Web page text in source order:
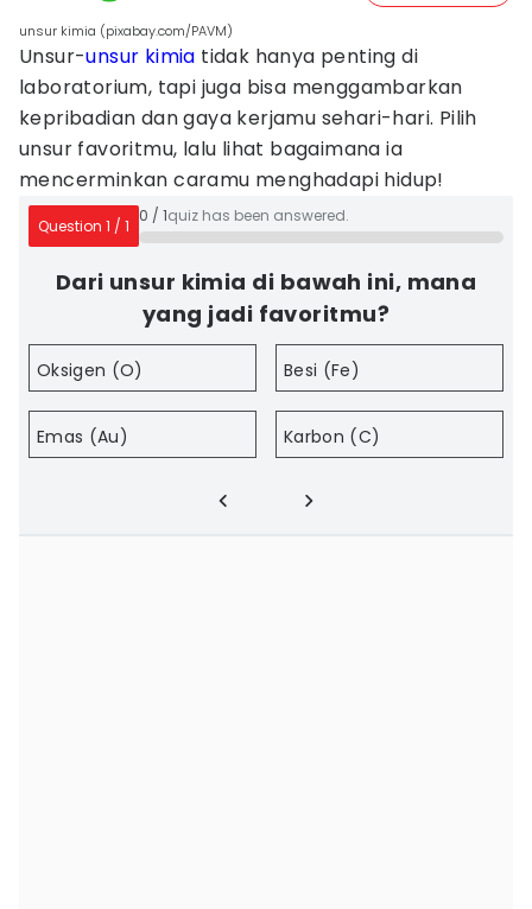
unsur kimia (pixabay.com/PAVM)
Unsur-unsur kimia tidak hanya penting di
laboratorium, tapi juga bisa menggambarkan
kepribadian dan gaya kerjamu sehari-hari. Pilih
unsur favoritmu, lalu lihat bagaimana ia
mencerminkan caramu menghadapi hidup!
Question 1 / 1
0 / 1quiz has been answered.
Dari unsur kimia di bawah ini, mana
yang jadi favoritmu?
Oksigen (O) Besi (Fe)
Emas (Au) Karbon (C)